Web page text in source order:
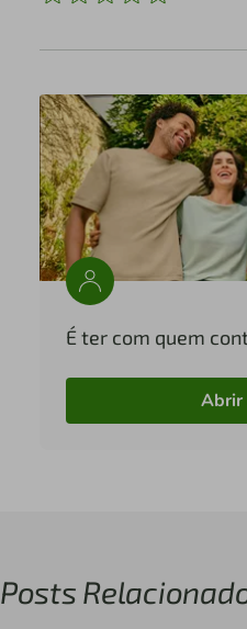
É ter com quem
Abrir
Posts